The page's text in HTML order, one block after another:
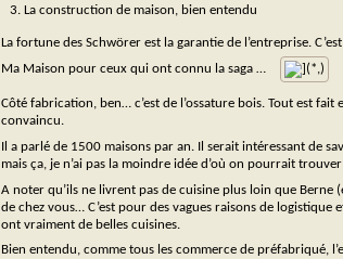
La construction de maison, bien entendu
La fortune des Schwörer est la garantie de l’entreprise.
Ma Maison pour ceux qui ont connu la saga …
Côté fabrication, ben… c’est de l’ossature bois. Tout est
convaincu.
Il a parlé de 1500 maisons par an. Il serait intéressant de
mais ça, je n’ai pas la moindre idée d’où on pourrait
A noter qu’ils ne livrent pas de cuisine plus loin que
de chez vous… C’est pour des vagues raisons de
ont vraiment de belles cuisines.
Bien entendu, comme tous les commerce de préfabriqué,